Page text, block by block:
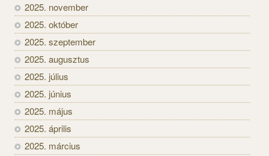
2025. november
2025. október
2025. szeptember
2025. augusztus
2025. július
2025. június
2025. május
2025. április
2025. március